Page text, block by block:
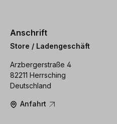
Anschrift
Store / Ladengeschäft
Arzbergerstraße 4
82211 Herrsching
Deutschland
Anfahrt